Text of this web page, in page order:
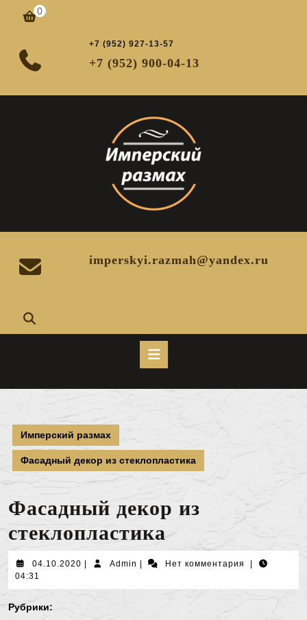
Перейти
корзина
0
+7 (952) 927-13-57
+7 (952) 900-04-13
imperskyi.razmah@yandex.ru
Открыть
Имперский размах
Фасадный декор из стеклопластика
Фасадный декор из
стеклопластика
04.10.2020 04.10.2020
Admin Admin Нет комментария
04:31
Рубрики: